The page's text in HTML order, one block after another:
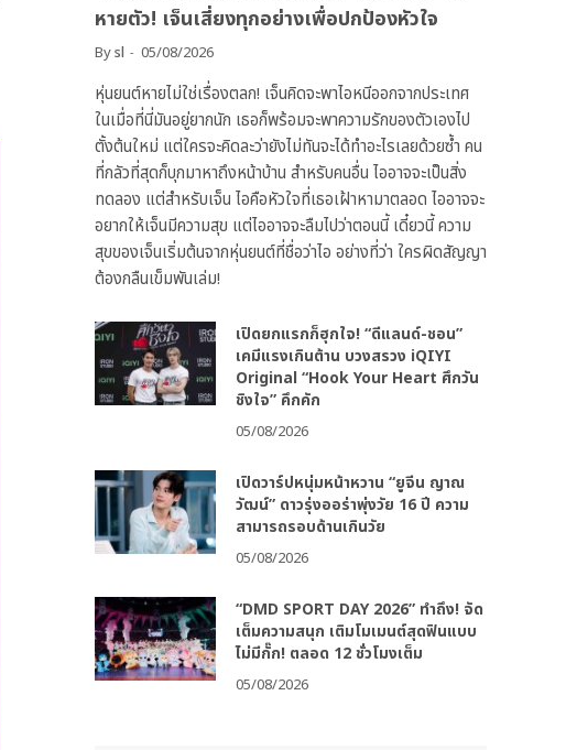
หายตัว! เจ็นเสี่ยงทุกอย่างเพื่อปกป้องหัวใจ
Bysl 05/08/2026
หุ่นยนต์หายไม่ใช่เรื่องตลก! เจ็นคิดจะพาไอหนีออกจากประเทศ
ในเมื่อที่นี่มันอยู่ยากนัก เธอก็พร้อมจะพาความรักของตัวเองไป
ตั้งต้นใหม่ แต่ใครจะคิดละว่ายังไม่ทันจะได้ทำอะไรเลยด้วยซ้ำ คน
ที่กลัวที่สุดก็บุกมาหาถึงหน้าบ้าน สำหรับคนอื่น ไออาจจะเป็นสิ่ง
ทดลอง แต่สำหรับเจ็น ไอคือหัวใจที่เธอเฝ้าหามาตลอด ไออาจจะ
อยากให้เจ็นมีความสุข แต่ไออาจจะลืมไปว่าตอนนี้ เดี๋ยวนี้ ความ
สุขของเจ็นเริ่มต้นจากหุ่นยนต์ที่ชื่อว่าไอ อย่างที่ว่า ใครผิดสัญญา
ต้องกลืนเข็มพันเล่ม!
เปิดยกแรกก็ฮุกใจ! “ดีแลนด์-ชอน”
เคมีแรงเกินต้าน บวงสรวง iQIYI
Original “Hook Your Heart ศึกวัน
ชิงใจ” คึกคัก
05/08/2026
เปิดวาร์ปหนุ่มหน้าหวาน “ยูจีน ญาณ
วัฒน์” ดาวรุ่งออร่าพุ่งวัย 16 ปี ความ
สามารถรอบด้านเกินวัย
05/08/2026
“DMD SPORT DAY 2026” ทำถึง! จัด
เต็มความสนุก เติมโมเมนต์สุดฟินแบบ
ไม่มีกั๊ก! ตลอด 12 ชั่วโมงเต็ม
05/08/2026